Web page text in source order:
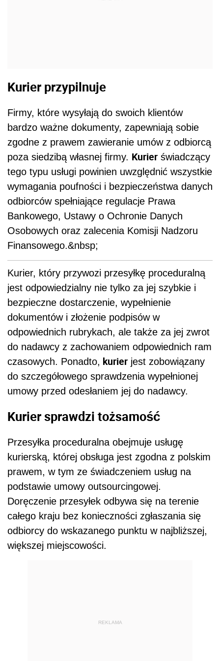
Kurier przypilnuje
Firmy, które wysyłają do swoich klientów
bardzo ważne dokumenty, zapewniają sobie
zgodne z prawem zawieranie umów z odbiorcą
poza siedzibą własnej firmy. Kurier świadczący
tego typu usługi powinien uwzględnić wszystkie
wymagania poufności i bezpieczeństwa danych
odbiorców spełniające regulacje Prawa
Bankowego, Ustawy o Ochronie Danych
Osobowych oraz zalecenia Komisji Nadzoru
Finansowego.&nbsp;
Kurier, który przywozi przesyłkę proceduralną
jest odpowiedzialny nie tylko za jej szybkie i
bezpieczne dostarczenie, wypełnienie
dokumentów i złożenie podpisów w
odpowiednich rubrykach, ale także za jej zwrot
do nadawcy z zachowaniem odpowiednich ram
czasowych. Ponadto, kurier jest zobowiązany
do szczegółowego sprawdzenia wypełnionej
umowy przed odesłaniem jej do nadawcy.
Kurier sprawdzi tożsamość
Przesyłka proceduralna obejmuje usługę
kurierską, której obsługa jest zgodna z polskim
prawem, w tym ze świadczeniem usług na
podstawie umowy outsourcingowej.
Doręczenie przesyłek odbywa się na terenie
całego kraju bez konieczności zgłaszania się
odbiorcy do wskazanego punktu w najbliższej,
większej miejscowości.
REKLAMA